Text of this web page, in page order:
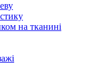
на тканині